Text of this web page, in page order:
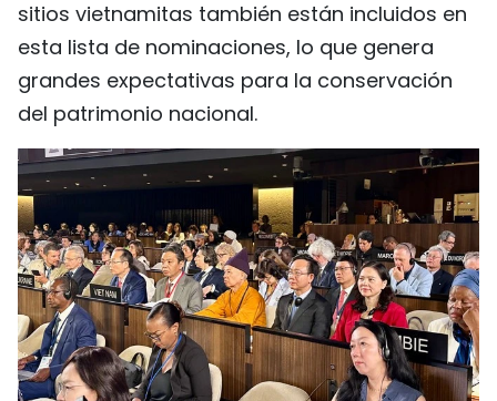
sitios vietnamitas también están incluidos en
esta lista de nominaciones, lo que genera
grandes expectativas para la conservación
del patrimonio nacional.